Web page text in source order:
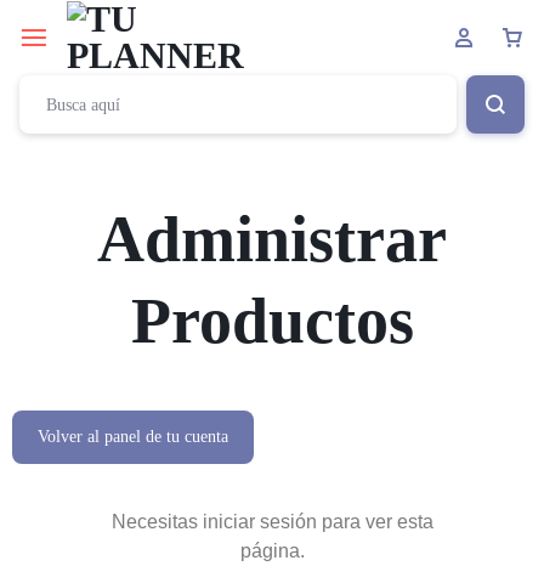
Administrar
Productos
Volver al panel de tu cuenta
Necesitas iniciar sesión para ver esta
página.